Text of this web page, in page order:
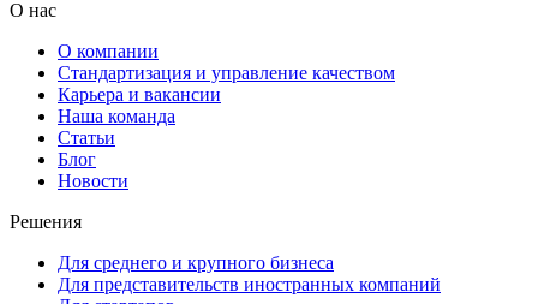
О нас
О компании
Стандартизация и управление качеством
Карьера и вакансии
Наша команда
Статьи
Блог
Новости
Решения
Для среднего и крупного бизнеса
Для представительств иностранных компаний